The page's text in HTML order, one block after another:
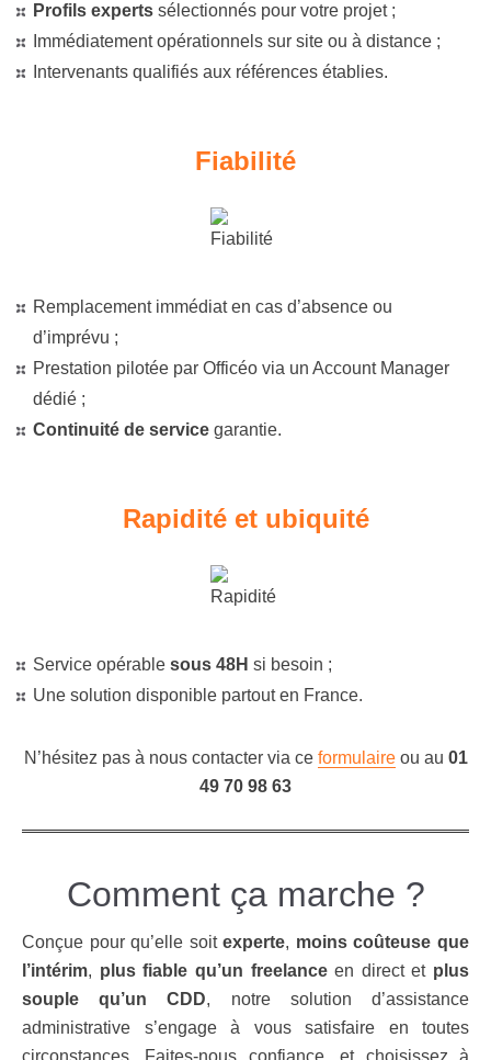
Profils experts sélectionnés pour votre projet ;
Immédiatement opérationnels sur site ou à distance ;
Intervenants qualifiés aux références établies.
Fiabilité
Remplacement immédiat en cas d’absence ou
d’imprévu ;
Prestation pilotée par Officéo via un Account Manager
dédié ;
Continuité de service garantie.
Rapidité et ubiquité
Service opérable sous 48H si besoin ;
Une solution disponible partout en France.
N’hésitez pas à nous contacter via ce formulaire ou au 01
49 70 98 63
Comment ça marche ?
Conçue pour qu’elle soit experte, moins coûteuse que
l’intérim, plus fiable qu’un freelance en direct et plus
souple qu’un CDD, notre solution d’assistance
administrative s’engage à vous satisfaire en toutes
circonstances. Faites-nous confiance, et choisissez à